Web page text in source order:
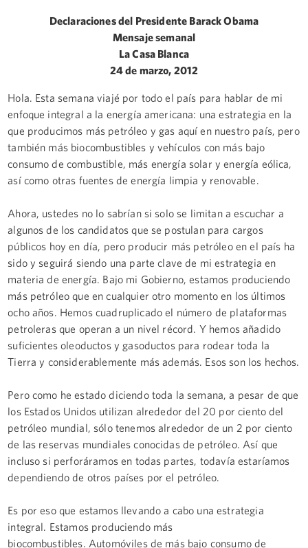
Declaraciones del Presidente Barack Obama
Mensaje semanal
La Casa Blanca
24 de marzo, 2012
Hola. Esta semana viajé por todo el país para hablar de mi
enfoque integral a la energía americana: una estrategia en la
que producimos más petróleo y gas aquí en nuestro país, pero
también más biocombustibles y vehículos con más bajo
consumo de combustible, más energía solar y energía eólica,
así como otras fuentes de energía limpia y renovable.
Ahora, ustedes no lo sabrían si solo se limitan a escuchar a
algunos de los candidatos que se postulan para cargos
públicos hoy en día, pero producir más petróleo en el país ha
sido y seguirá siendo una parte clave de mi estrategia en
materia de energía. Bajo mi Gobierno, estamos produciendo
más petróleo que en cualquier otro momento en los últimos
ocho años. Hemos cuadruplicado el número de plataformas
petroleras que operan a un nivel récord. Y hemos añadido
suficientes oleoductos y gasoductos para rodear toda la
Tierra y considerablemente más además. Esos son los hechos.
Pero como he estado diciendo toda la semana, a pesar de que
los Estados Unidos utilizan alrededor del 20 por ciento del
petróleo mundial, sólo tenemos alrededor de un 2 por ciento
de las reservas mundiales conocidas de petróleo. Así que
incluso si perforáramos en todas partes, todavía estaríamos
dependiendo de otros países por el petróleo.
Es por eso que estamos llevando a cabo una estrategia
integral. Estamos produciendo más
biocombustibles. Automóviles de más bajo consumo de